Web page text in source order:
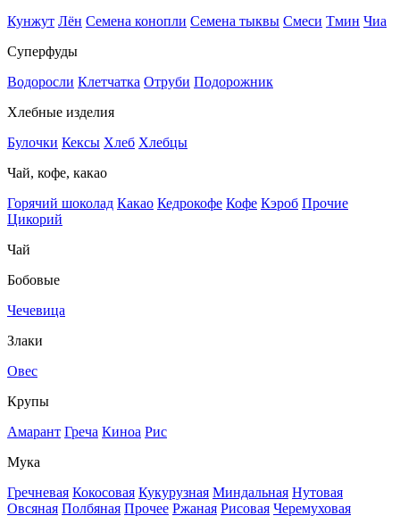
Кунжут Лён Семена конопли Семена тыквы Смеси Тмин Чиа
Суперфуды
Водоросли Клетчатка Отруби Подорожник
Хлебные изделия
Булочки Кексы Хлеб Хлебцы
Чай, кофе, какао
Горячий шоколад Какао Кедрокофе Кофе Кэроб Прочие
Цикорий
Чай
Бобовые
Чечевица
Злаки
Овес
Крупы
Амарант Греча Киноа Рис
Мука
Гречневая Кокосовая Кукурузная Миндальная Нутовая
Овсяная Полбяная Прочее Ржаная Рисовая Черемуховая